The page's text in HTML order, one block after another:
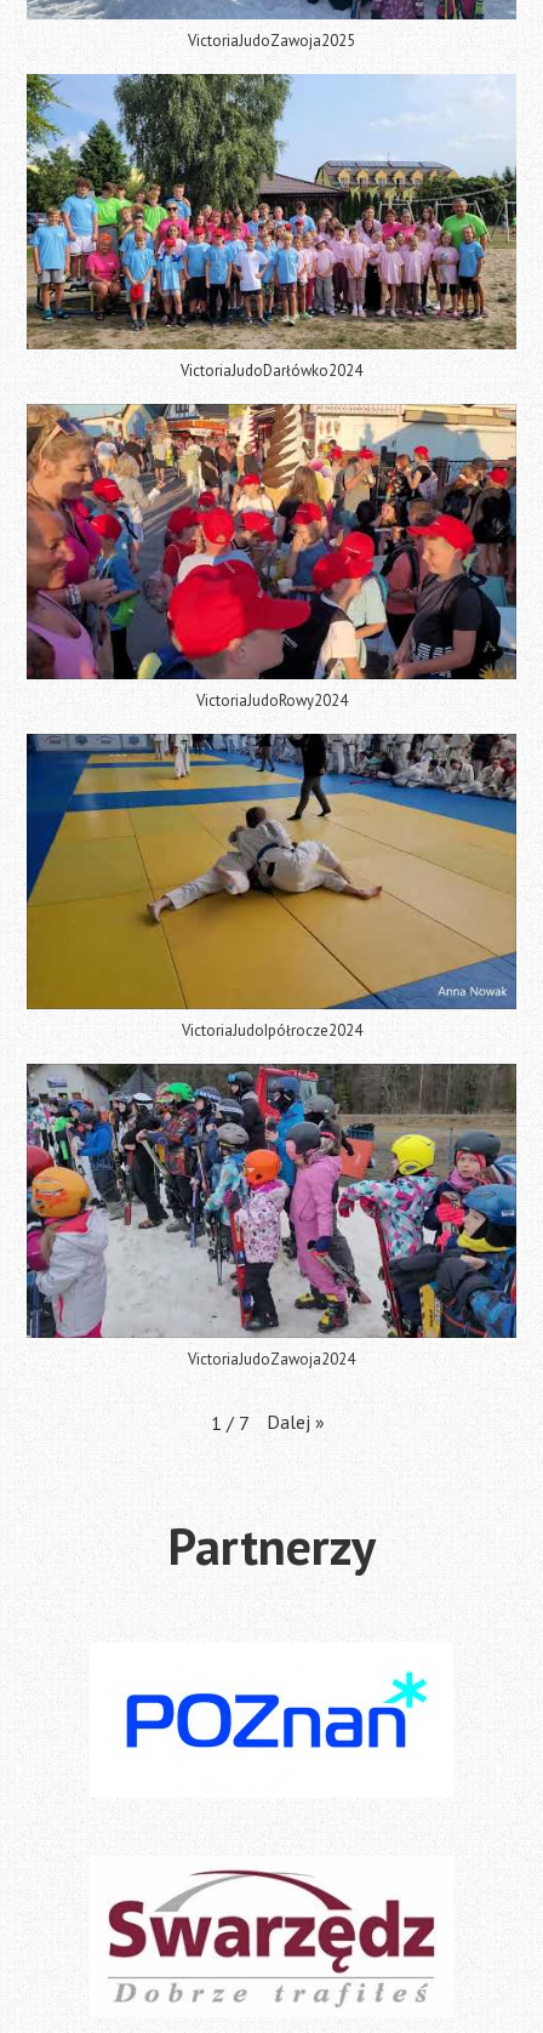
VictoriaJudoZawoja2025
VictoriaJudoDarłówko2024
VictoriaJudoRowy2024
VictoriaJudoIpółrocze2024
VictoriaJudoZawoja2024
1 / 7 Dalej »
Partnerzy